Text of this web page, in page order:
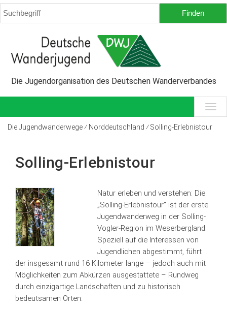
Die Jugendorganisation des Deutschen Wanderverbandes
Die Jugendwanderwege ⁄ Norddeutschland ⁄ Solling-Erlebnistour
Solling-Erlebnistour
Natur erleben und verstehen: Die
„Solling-Erlebnistour" ist der erste
Jugendwanderweg in der Solling-
Vogler-Region im Weserbergland.
Speziell auf die Interessen von
Jugendlichen abgestimmt, führt
der insgesamt rund 16 Kilometer lange – jedoch auch mit
Möglichkeiten zum Abkürzen ausgestattete – Rundweg
durch einzigartige Landschaften und zu historisch
bedeutsamen Orten.